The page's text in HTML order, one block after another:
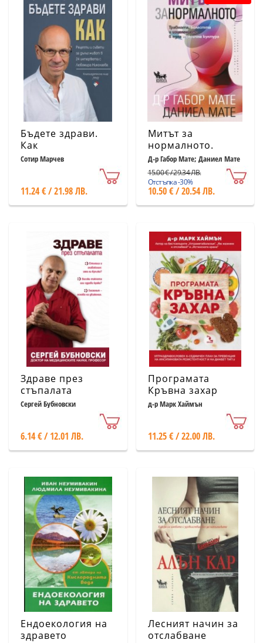
Бъдете здрави.
Как
Сотир Марчев
11.24 € / 21.98 ЛВ.
Митът за
нормалното.
Травмата,
болестта и
изцелението в
една токсична
култура
Д-р Габор Мате; Даниел Мате
15.00 € / 29.34 ЛВ.
Отстъпка -30%
10.50 € / 20.54 ЛВ.
Здраве през
стъпалата
Сергей Бубновски
6.14 € / 12.01 ЛВ.
Програмата
Кръвна захар
д-р Марк Хаймън
11.25 € / 22.00 ЛВ.
Ендоекология на
здравето
Лесният начин за
отслабване